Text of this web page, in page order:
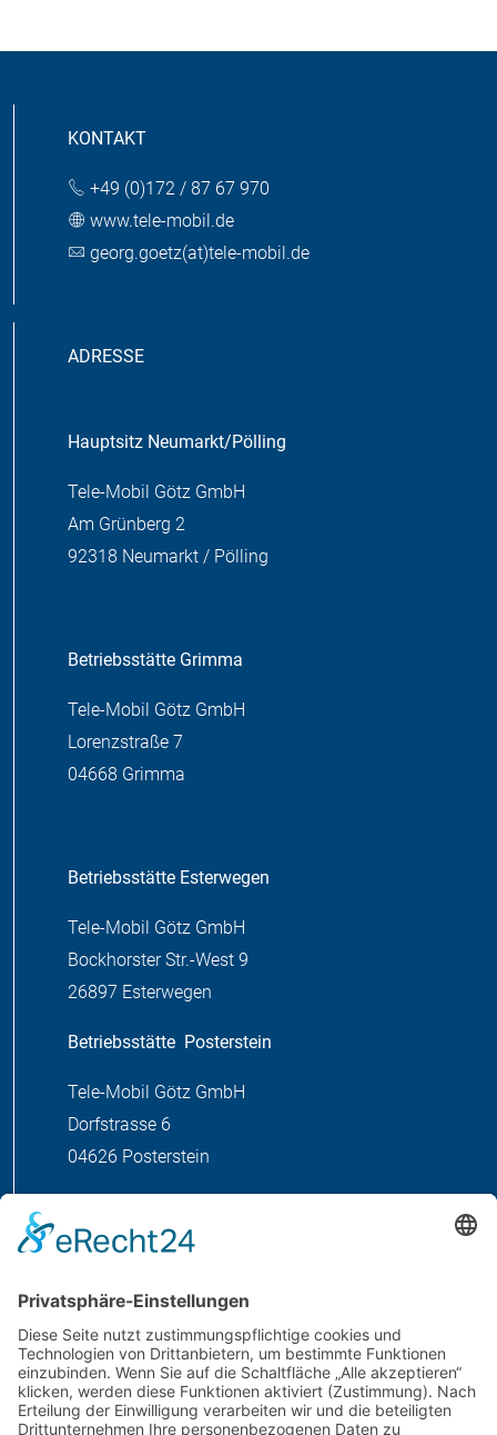
KONTAKT
+49 (0)172 / 87 67 970
www.tele-mobil.de
georg.goetz(at)tele-mobil.de
ADRESSE
Hauptsitz Neumarkt/Pölling
Tele-Mobil Götz GmbH
Am Grünberg 2
92318 Neumarkt / Pölling
Betriebsstätte Grimma
Tele-Mobil Götz GmbH
Lorenzstraße 7
04668 Grimma
Betriebsstätte Esterwegen
Tele-Mobil Götz GmbH
Bockhorster Str.-West 9
26897 Esterwegen
Betriebsstätte Posterstein
Tele-Mobil Götz GmbH
Dorfstrasse 6
04626 Posterstein
MENÜ
Home
Über uns
Leistungen
Produkte